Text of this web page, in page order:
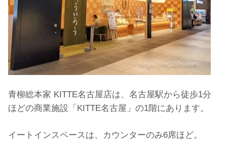
青柳総本家 KITTE名古屋店は、名古屋駅から徒歩1分
ほどの商業施設「KITTE名古屋」の1階にあります。
イートインスペースは、カウンターのみ6席ほど。